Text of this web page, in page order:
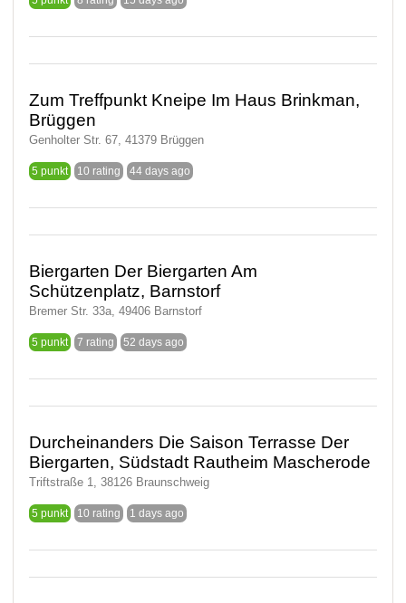
Zum Treffpunkt Kneipe Im Haus Brinkman,
Brüggen
Genholter Str. 67, 41379 Brüggen
5 punkt 10 rating 44 days ago
Biergarten Der Biergarten Am
Schützenplatz, Barnstorf
Bremer Str. 33a, 49406 Barnstorf
5 punkt 7 rating 52 days ago
Durcheinanders Die Saison Terrasse Der
Biergarten, Südstadt Rautheim Mascherode
Triftstraße 1, 38126 Braunschweig
5 punkt 10 rating 1 days ago